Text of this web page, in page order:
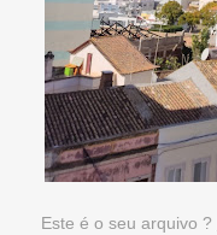
Este é o seu arquivo ?